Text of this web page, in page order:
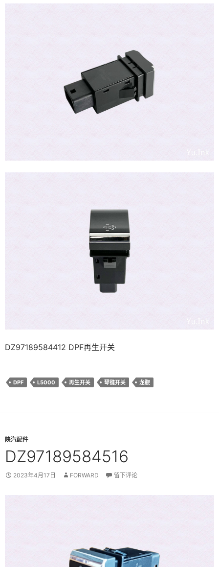
DZ97189584412 DPF再生开关
DPF L5000 再生开关 琴键开关 龙骁
陕汽配件
DZ97189584516
2023年4月17日 FORWARD 留下评论